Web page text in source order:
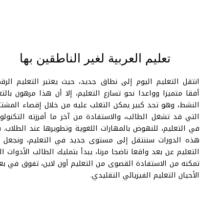
تعليم العربية لغير الناطقين بها
انتقل التعليم اليوم إلى نطاق جديد، حيث يعتبر التعليم الرقمي
أفقا متميزا وواعدا نحو تسارع التعليم، إلا أن هذا مرهون بالتعلم
النشط، وهو تحد كبير يمكن التغلب عليه من خلال إقصاء المشتتات
التي قد تشغل الطالب، والاستفادة من آخر ما أفرزته التكنولوجيا
في التعليم، للنهوض بالمهارات اللغوية وتطويرها عند الطلاب. في
هذه الدورات سننتقل إلى مستوى جديد في التعليم، ونجعل من
التعليم عن بعد واقعا ناضجا مرنا، يبدأ بتمليك الطالب الأدوات التي
تمكنه من الاستفادة القصوى من التعليم أون لاين، تفوق في بعض
الأحيان التعليم الفيزيائي التقليدي.